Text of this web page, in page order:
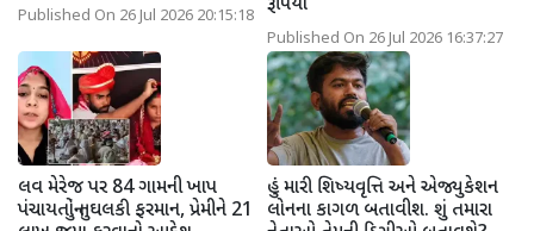
Published On 26 Jul 2026 20:15:18
Published On 26 Jul 2026 16:37:27
લવ મેરેજ પર 84 ગામની ખાપ
પંચાયતોનું તુઘલકી ફરમાન, પ્રેમીને 21
હું મારી શિષ્યવૃત્તિ અને એજ્યુકેશન
લોનના કાગળ બતાવીશ. શું તમારા